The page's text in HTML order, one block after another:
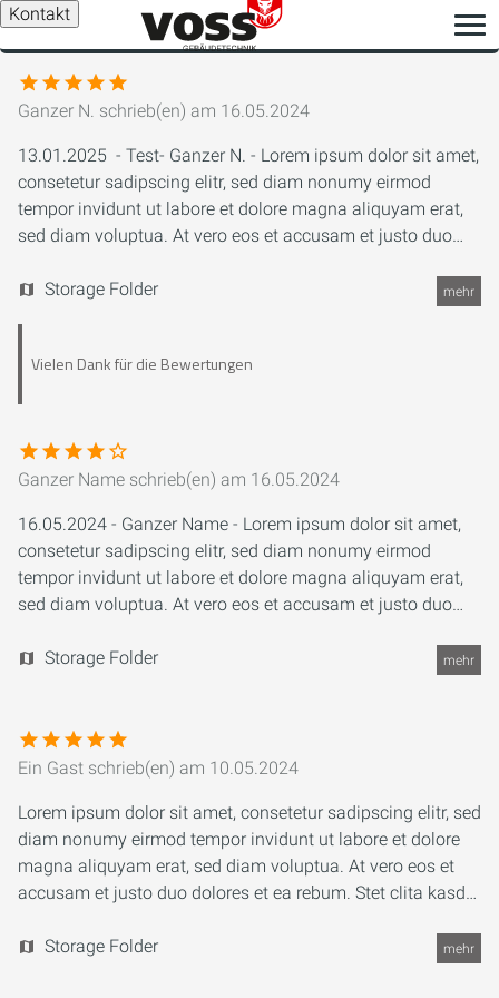
Kontakt
Ganzer N. schrieb(en) am 16.05.2024
13.01.2025 - Test- Ganzer N. - Lorem ipsum dolor sit amet,
consetetur sadipscing elitr, sed diam nonumy eirmod
tempor invidunt ut labore et dolore magna aliquyam erat,
sed diam voluptua. At vero eos et accusam et justo duo
takimata sanctus est Lorem ipsum dolor sit amet.
Storage Folder mehr
Vielen Dank für die Bewertungen
Ganzer Name schrieb(en) am 16.05.2024
16.05.2024 - Ganzer Name - Lorem ipsum dolor sit amet,
consetetur sadipscing elitr, sed diam nonumy eirmod
tempor invidunt ut labore et dolore magna aliquyam erat,
sed diam voluptua. At vero eos et accusam et justo duo
takimata sanctus est Lorem ipsum dolor sit amet.
Storage Folder mehr
Ein Gast schrieb(en) am 10.05.2024
Lorem ipsum dolor sit amet, consetetur sadipscing elitr, sed
diam nonumy eirmod tempor invidunt ut labore et dolore
magna aliquyam erat, sed diam voluptua. At vero eos et
accusam et justo duo dolores et ea rebum. Stet clita kasd
sit amet. Lorem ipsum dolor sit amet, consetetur
Storage Folder mehr